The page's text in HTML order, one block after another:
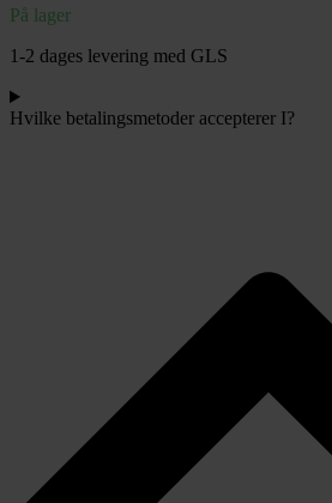
På lager
1-2 dages levering med GLS
Hvilke betalingsmetoder accepterer I?